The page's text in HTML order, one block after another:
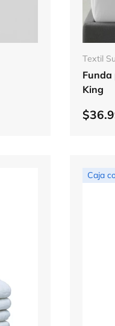
Textil
Funda
King
Caja